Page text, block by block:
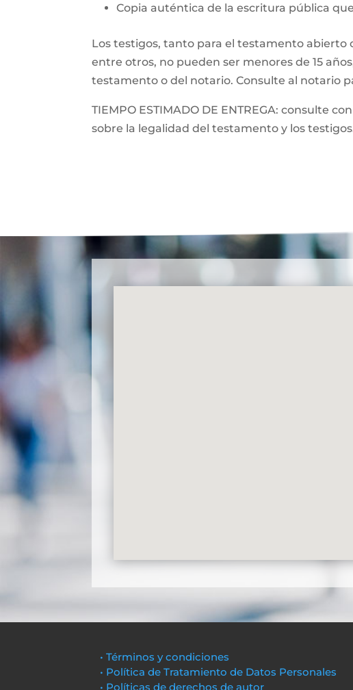
Copia auténtica de la escritura pública
Los testigos, tanto para el testamento
entre otros, no pueden ser menores de 15
testamento o del notario. Consulte al notario
TIEMPO ESTIMADO DE ENTREGA: consulte
sobre la legalidad del testamento y los
• Términos y condiciones
• Política de Tratamiento de Datos Personales
• Políticas de derechos de autor